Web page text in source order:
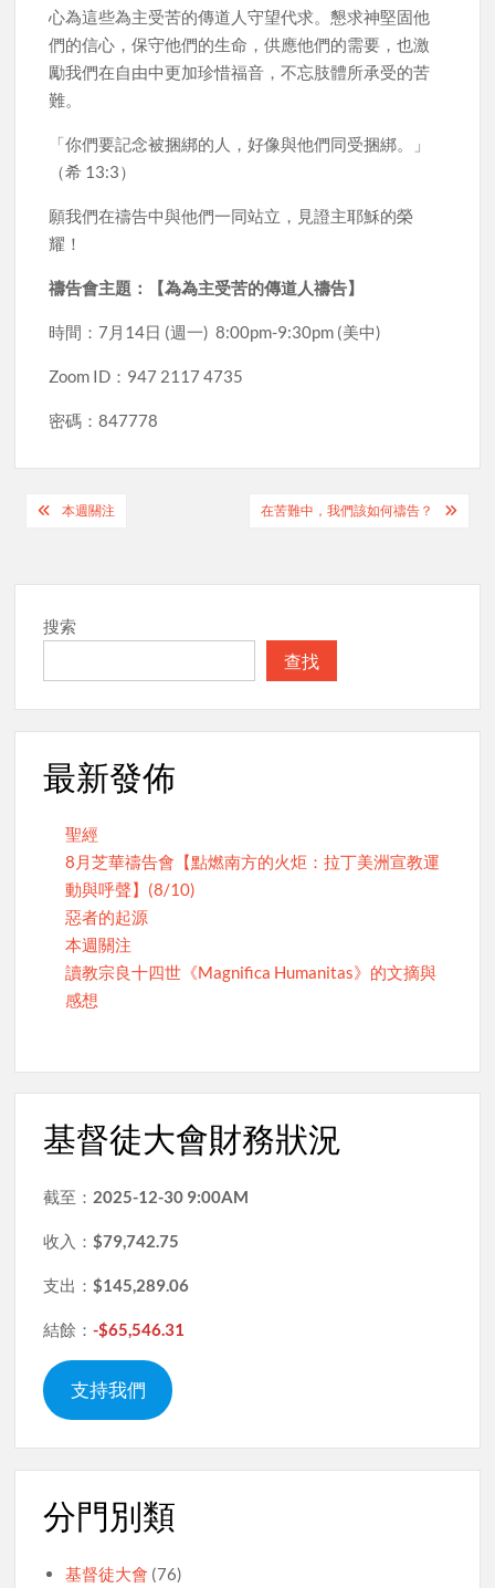
心為這些為主受苦的傳道人守望代求。懇求神堅固他
們的信心，保守他們的生命，供應他們的需要，也激
勵我們在自由中更加珍惜福音，不忘肢體所承受的苦
難。
「你們要記念被捆綁的人，好像與他們同受捆綁。」
（希 13:3）
願我們在禱告中與他們一同站立，見證主耶穌的榮
耀！
禱告會主題：【為為主受苦的傳道人禱告】
時間：7月14日 (週一) 8:00pm-9:30pm (美中)
Zoom ID：947 2117 4735
密碼：847778
Post本週關注 在苦難中，我們該如何禱告？
搜索
查找
最新發佈
聖經
8月芝華禱告會【點燃南方的火炬：拉丁美洲宣教運
動與呼聲】(8/10)
惡者的起源
本週關注
讀教宗良十四世《Magnifica Humanitas》的文摘與
感想
基督徒大會財務狀況
截至： 2025-12-30 9:00AM
收入：$79,742.75
支出：$145,289.06
結餘：-$65,546.31
支持我們
分門別類
基督徒大會 (76)